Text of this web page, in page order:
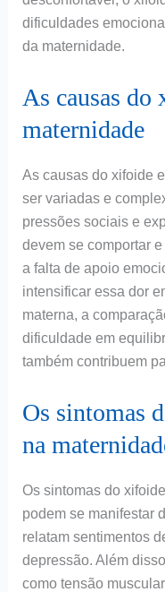
dificuldades
da maternidade.
As causas
maternidade
As causas do xifoide
ser variadas e
pressões sociais e
devem se comportar
a falta de apoio
intensificar essa dor
materna, a
dificuldade em
também contribuem
Os sintomas
na
Os sintomas do
podem se manifestar
relatam sentimentos
depressão. Além
como tensão